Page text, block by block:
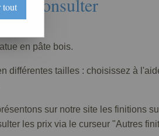
consulter
en pâte bois.
différentes tailles : choisissez à
sur notre site les finitions
les prix via le curseur "Autres
tout